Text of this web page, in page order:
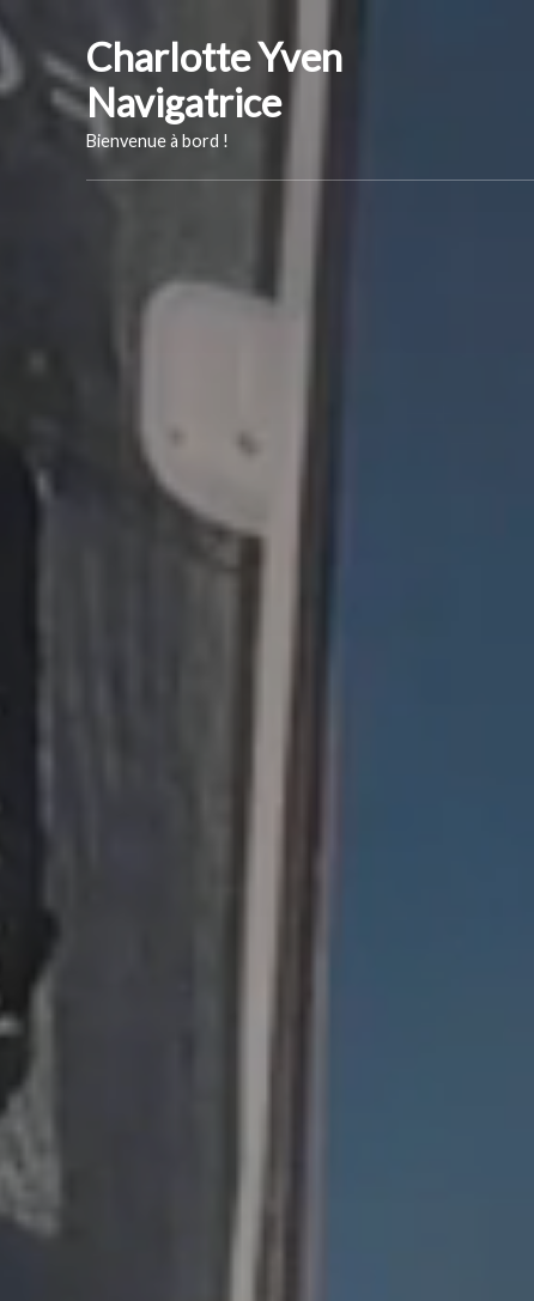
to
content
Charlotte Yven
Navigatrice
Bienvenue à bord !